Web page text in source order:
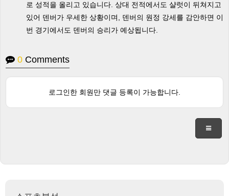
로 성적을 올리고 있습니다. 상대 전적에서도 샬럿이 뒤쳐지고
있어 덴버가 우세한 상황이며, 덴버의 원정 강세를 감안하면 이
번 경기에서도 덴버의 승리가 예상됩니다.
0 Comments
로그인한 회원만 댓글 등록이 가능합니다.